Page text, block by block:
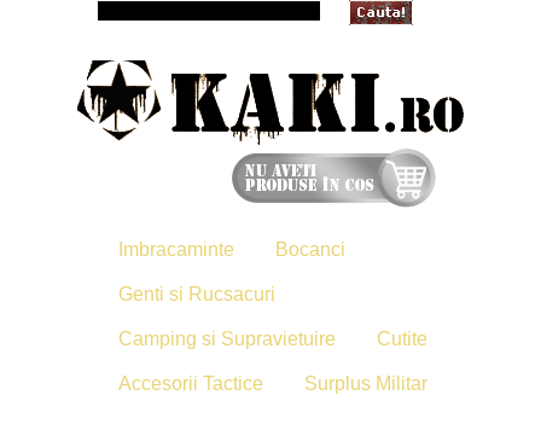
Imbracaminte Bocanci
Genti si Rucsacuri
Camping si Supravietuire Cutite
Accesorii Tactice Surplus Militar